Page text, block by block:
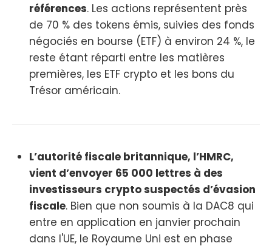
références. Les actions représentent près
de 70 % des tokens émis, suivies des fonds
négociés en bourse (ETF) à environ 24 %, le
reste étant réparti entre les matières
premières, les ETF crypto et les bons du
Trésor américain.
L’autorité fiscale britannique, l’HMRC,
vient d’envoyer 65 000 lettres à des
investisseurs crypto suspectés d’évasion
fiscale. Bien que non soumis à la DAC8 qui
entre en application en janvier prochain
dans l'UE, le Royaume Uni est en phase